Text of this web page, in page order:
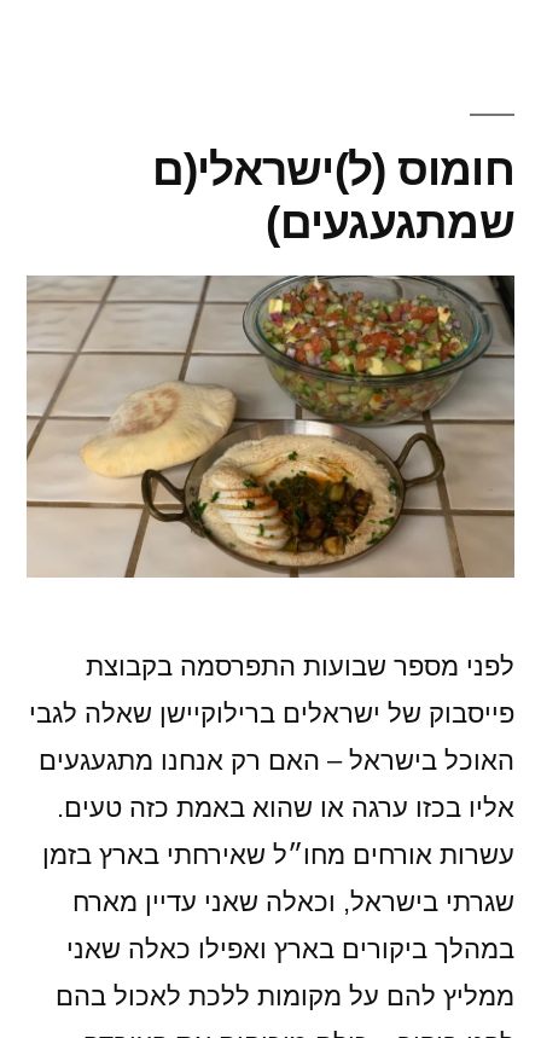
חומוס (ל)ישראלי(ם
שמתגעגעים)
לפני מספר שבועות התפרסמה בקבוצת
פייסבוק של ישראלים ברילוקיישן שאלה לגבי
האוכל בישראל – האם רק אנחנו מתגעגעים
אליו בכזו ערגה או שהוא באמת כזה טעים.
עשרות אורחים מחו״ל שאירחתי בארץ בזמן
שגרתי בישראל, וכאלה שאני עדיין מארח
במהלך ביקורים בארץ ואפילו כאלה שאני
ממליץ להם על מקומות ללכת לאכול בהם